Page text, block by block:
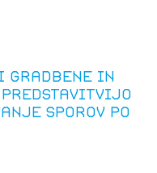
gradbene in
predstavitvijo
sporov po